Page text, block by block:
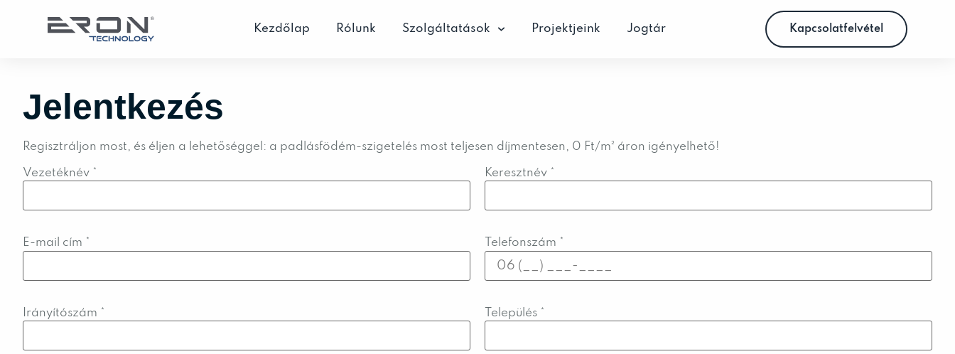
Kezdőlap Rólunk Szolgáltatások Projektjeink Jogtár Kapcsolatfelvétel
Jelentkezés
Regisztráljon most, és éljen a lehetőséggel: a padlásfödém-szigetelés most teljesen díjmentesen, 0 Ft/m² áron igényelhető!
Vezetéknév * Keresztnév *
E-mail cím * Telefonszám *
Irányítószám * Település *